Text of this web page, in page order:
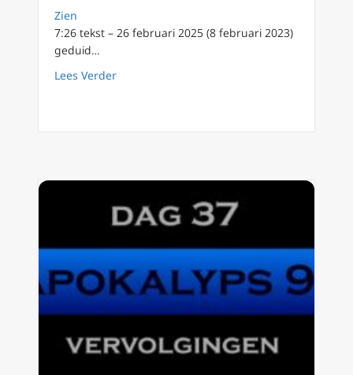
Zien
7:26 tekst – 26 februari 2025 (8 februari 2023)
geduid…
Lees Verderabout Apokalyps90 dag 38 Verdeeldheid